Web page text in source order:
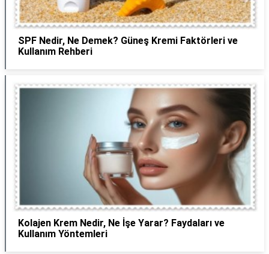
SPF Nedir, Ne Demek? Güneş Kremi Faktörleri ve
Kullanım Rehberi
Kolajen Krem Nedir, Ne İşe Yarar? Faydaları ve
Kullanım Yöntemleri